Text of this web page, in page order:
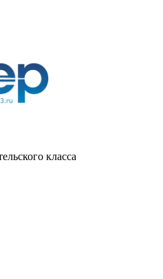
класса